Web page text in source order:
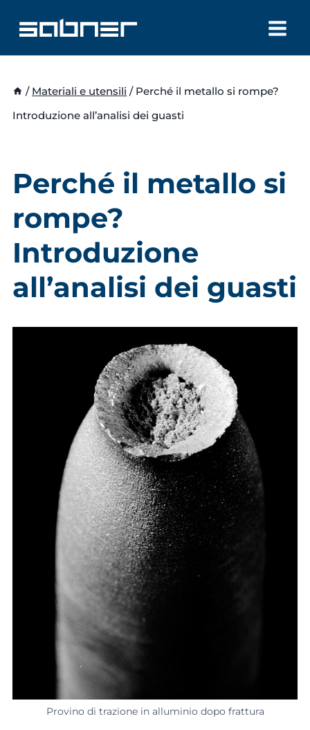
contenuto
/ Materiali e utensili / Perché il metallo si rompe?
Introduzione all’analisi dei guasti
Perché il metallo si
rompe?
Introduzione
all’analisi dei guasti
Provino di trazione in alluminio dopo frattura